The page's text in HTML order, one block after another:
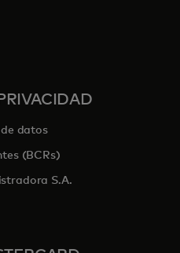
nueva
en una pestaña nueva
datos
(BCRs)
S.A.